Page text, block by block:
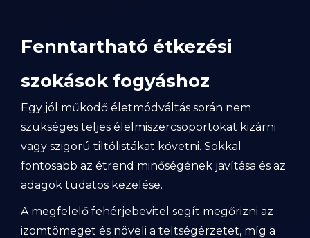
Fenntartható étkezési
szokások fogyáshoz
Egy jól működő életmódváltás során nem
szükséges teljes élelmiszercsoportokat kizárni
vagy szigorú tiltólistákat követni. Sokkal
fontosabb az étrend minőségének javítása és az
adagok tudatos kezelése.
A megfelelő fehérjebevitel segít megőrizni az
izomtömeget és növeli a teltségérzetet, míg a